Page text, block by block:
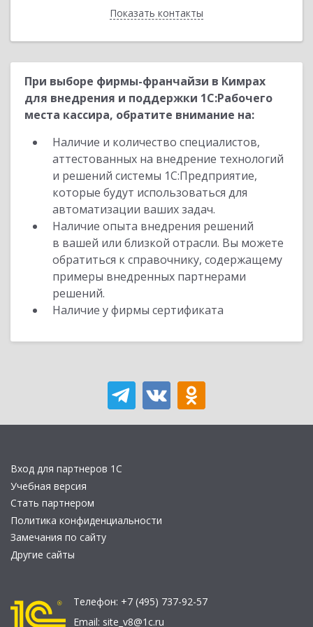
Показать контакты
Назад
При выборе фирмы-франчайзи в Кимрах
для внедрения и поддержки 1С:Рабочего
места кассира, обратите внимание на:
Наличие и количество специалистов,
аттестованных на внедрение технологий
и решений системы 1С:Предприятие,
которые будут использоваться для
автоматизации ваших задач.
Наличие опыта внедрения решений
в вашей или близкой отрасли. Вы можете
обратиться к справочнику, содержащему
примеры внедренных партнерами
решений.
Наличие у фирмы сертификата
Вход для партнеров 1С
Учебная версия
Стать партнером
Политика конфиденциальности
Замечания по сайту
Другие сайты
Телефон: +7 (495) 737-92-57
Email: site_v8@1c.ru